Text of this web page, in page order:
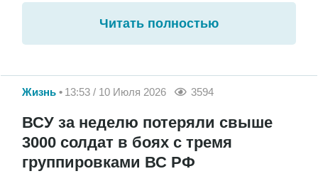
Читать полностью
Жизнь 13:53 / 10 Июля 2026 3594
ВСУ за неделю потеряли свыше
3000 солдат в боях с тремя
группировками ВС РФ